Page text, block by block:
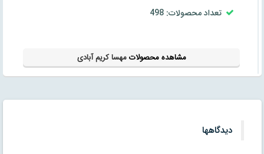
تعداد محصولات: 498
مشاهده محصولاتمهسا کریم آبادی
دیدگاهها